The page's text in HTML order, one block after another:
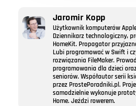
Jaromir Kopp
Użytkownik komputerów
Dziennikarz technologiczny,
HomeKit. Propagator
Lubi programować w Swift i
rozwiązania FileMaker.
programowania dla dzieci
seniorów. Współautor serii
przez ProstePoradniki.pl.
samodzielnie wykonuje
Home. Jeździ rowerem.